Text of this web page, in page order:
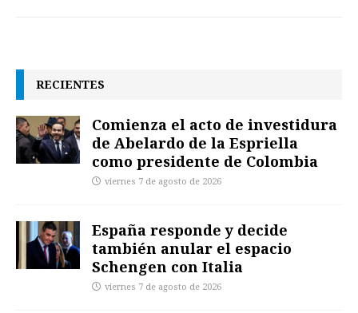
RECIENTES
Comienza el acto de investidura
de Abelardo de la Espriella
como presidente de Colombia
viernes 7 de agosto de 2026
España responde y decide
también anular el espacio
Schengen con Italia
viernes 7 de agosto de 2026